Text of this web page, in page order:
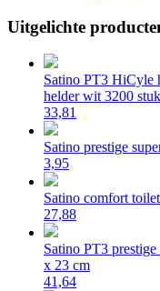
Uitgelichte
Satino PT3 HiCyle
helder wit 3200
33,81
Satino prestige
3,95
Satino comfort
27,88
Satino PT3
x 23 cm
41,64